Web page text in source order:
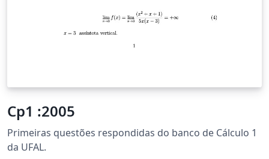
Cp1 :2005
Primeiras questões respondidas do banco de Cálculo 1
da UFAL.